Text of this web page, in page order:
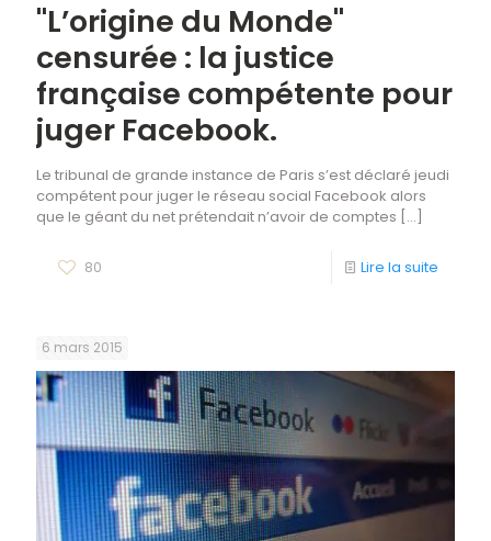
"L’origine du Monde"
censurée : la justice
française compétente pour
juger Facebook.
Le tribunal de grande instance de Paris s’est déclaré jeudi
compétent pour juger le réseau social Facebook alors
que le géant du net prétendait n’avoir de comptes […]
80 Lire la suite
6 mars 2015